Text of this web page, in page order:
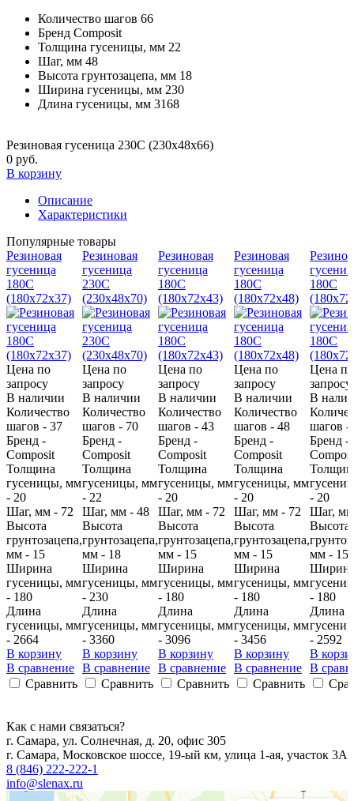
Количество шагов 66
Бренд Composit
Толщина гусеницы, мм 22
Шаг, мм 48
Высота грунтозацепа, мм 18
Ширина гусеницы, мм 230
Длина гусеницы, мм 3168
Резиновая гусеница 230C (230х48х66)
0 руб.
В корзину
Описание
Характеристики
Популярные товары
Резиновая
гусеница
180С
(180х72х37)
Цена по
запросу
В наличии
Количество
шагов - 37
Бренд -
Composit
Толщина
гусеницы, мм
- 20
Шаг, мм - 72
Высота
грунтозацепа,
мм - 15
Ширина
гусеницы, мм
- 180
Длина
гусеницы, мм
- 2664
В корзину
В сравнение
Сравнить
Резиновая
гусеница
230C
(230х48х70)
Цена по
запросу
В наличии
Количество
шагов - 70
Бренд -
Composit
Толщина
гусеницы, мм
- 22
Шаг, мм - 48
Высота
грунтозацепа,
мм - 18
Ширина
гусеницы, мм
- 230
Длина
гусеницы, мм
- 3360
В корзину
В сравнение
Сравнить
Резиновая
гусеница
180С
(180х72х43)
Цена по
запросу
В наличии
Количество
шагов - 43
Бренд -
Composit
Толщина
гусеницы, мм
- 20
Шаг, мм - 72
Высота
грунтозацепа,
мм - 15
Ширина
гусеницы, мм
- 180
Длина
гусеницы, мм
- 3096
В корзину
В сравнение
Сравнить
Резиновая
гусеница
180С
(180х72х48)
Цена по
запросу
В наличии
Количество
шагов - 48
Бренд -
Composit
Толщина
гусеницы, мм
- 20
Шаг, мм - 72
Высота
грунтозацепа,
мм - 15
Ширина
гусеницы, мм
- 180
Длина
гусеницы, мм
- 3456
В корзину
В сравнение
Сравнить
180С
Цена по
запросу
В
шагов -
Бренд -
- 20
Шаг,
Высота
мм - 15
- 180
Длина
- 2592
В
В
Как с нами связаться?
г. Самара, ул. Солнечная, д. 20, офис 305
г. Самара, Московское шоссе, 19-ый км, улица 1-ая, участок 3А
8 (846) 222-222-1
info@slenax.ru